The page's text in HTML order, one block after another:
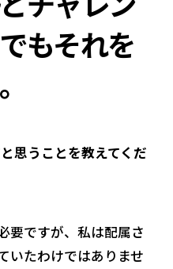
もそれを
思うことを教えてくだ
要ですが、私は配属さ
いたわけではありませ